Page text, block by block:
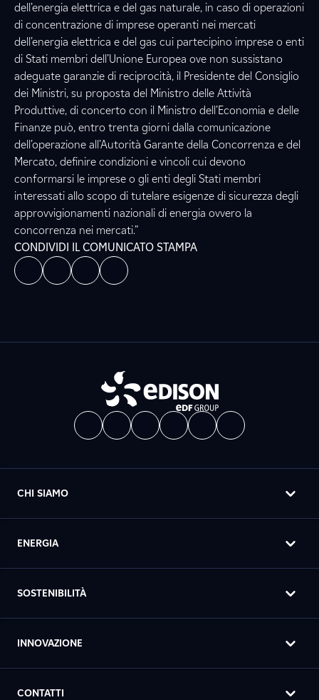
dell’energia elettrica e del gas naturale, in caso di operazioni
di concentrazione di imprese operanti nei mercati
dell’energia elettrica e del gas cui partecipino imprese o enti
di Stati membri dell’Unione Europea ove non sussistano
adeguate garanzie di reciprocità, il Presidente del Consiglio
dei Ministri, su proposta del Ministro delle Attività
Produttive, di concerto con il Ministro dell’Economia e delle
Finanze può, entro trenta giorni dalla comunicazione
dell’operazione all’Autorità Garante della Concorrenza e del
Mercato, definire condizioni e vincoli cui devono
conformarsi le imprese o gli enti degli Stati membri
interessati allo scopo di tutelare esigenze di sicurezza degli
approvvigionamenti nazionali di energia ovvero la
concorrenza nei mercati.”
CONDIVIDI IL COMUNICATO STAMPA
CHI SIAMO
ENERGIA
SOSTENIBILITÀ
INNOVAZIONE
CONTATTI